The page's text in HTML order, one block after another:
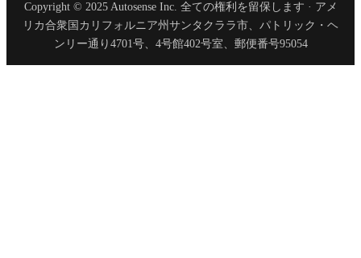
Copyright © 2025 Autosense Inc. 全ての権利を留保します · アメ
リカ合衆国カリフォルニア州サンタクララ市、パトリック・ヘ
ンリー通り4701号、4号館402号室、郵便番号95054